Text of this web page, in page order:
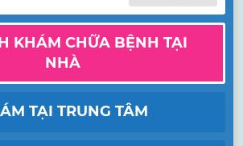
KHÁM CHỮA BỆNH TẠI
NHÀ
TẠI TRUNG TÂM